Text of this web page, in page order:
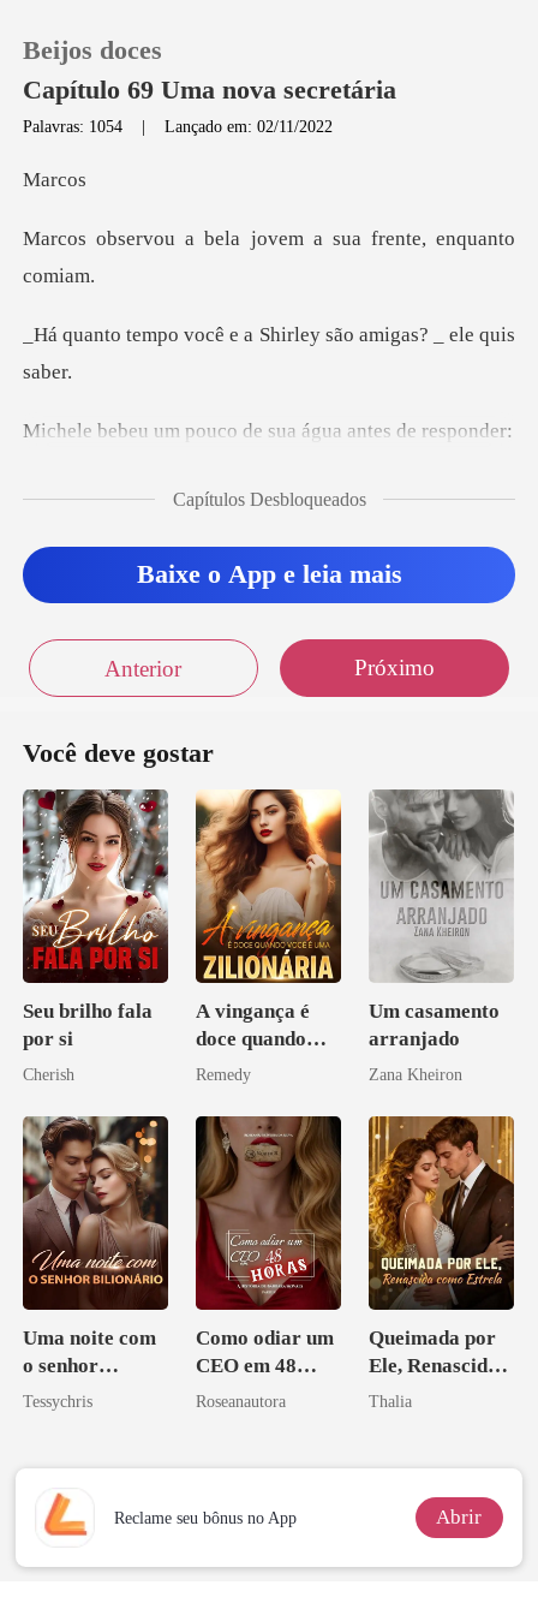
Loja
Beijos doces
Capítulo 69 Uma nova secretária
Palavras: 1054 |Lançado em: 02/11/2022
rc
la jovem a sua frent
e a Shirley são amig
ouco de sua água a
Capítulos Desbloqueados
Baixe o App e leia mais
Anterior Próximo
Você deve gostar
Seu brilho fala
por si
Cherish
A vingança é
doce quando
você é uma
Remedy
Um casamento
arranjado
Zana Kheiron
Uma noite com
o senhor
Bilionário
Tessychris
Como odiar um
CEO em 48
horas
Roseanautora
Queimada por
Ele, Renascida
como Estrela
Thalia
Reclame seu bônus no App Abrir